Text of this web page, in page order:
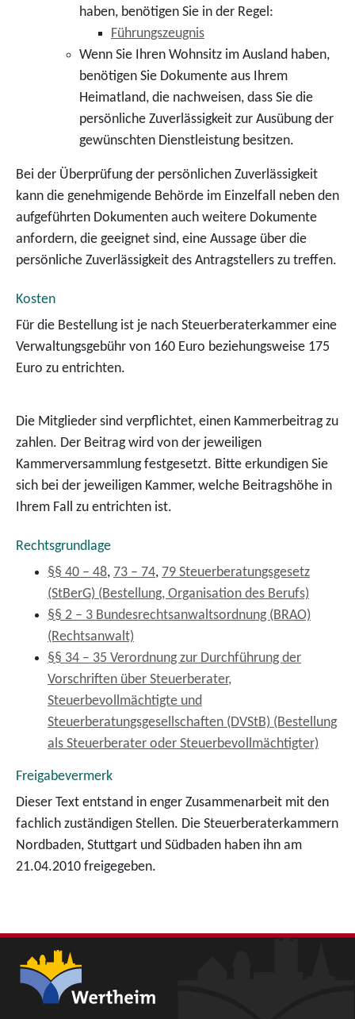
haben, benötigen Sie in der Regel:
Führungszeugnis
Wenn Sie Ihren Wohnsitz im Ausland haben,
benötigen Sie Dokumente aus Ihrem
Heimatland, die nachweisen, dass Sie die
persönliche Zuverlässigkeit zur Ausübung der
gewünschten Dienstleistung besitzen.
Bei der Überprüfung der persönlichen Zuverlässigkeit
kann die genehmigende Behörde im Einzelfall neben den
aufgeführten Dokumenten auch weitere Dokumente
anfordern, die geeignet sind, eine Aussage über die
persönliche Zuverlässigkeit des Antragstellers zu treffen.
Kosten
Für die Bestellung ist je nach Steuerberaterkammer eine
Verwaltungsgebühr von 160 Euro beziehungsweise 175
Euro zu entrichten.
Die Mitglieder sind verpflichtet, einen Kammerbeitrag zu
zahlen. Der Beitrag wird von der jeweiligen
Kammerversammlung festgesetzt. Bitte erkundigen Sie
sich bei der jeweiligen Kammer, welche Beitragshöhe in
Ihrem Fall zu entrichten ist.
Rechtsgrundlage
§§ 40 – 48, 73 – 74, 79 Steuerberatungsgesetz
(StBerG) (Bestellung, Organisation des Berufs)
§§ 2 – 3 Bundesrechtsanwaltsordnung (BRAO)
(Rechtsanwalt)
§§ 34 – 35 Verordnung zur Durchführung der
Vorschriften über Steuerberater,
Steuerbevollmächtigte und
Steuerberatungsgesellschaften (DVStB) (Bestellung
als Steuerberater oder Steuerbevollmächtigter)
Freigabevermerk
Dieser Text entstand in enger Zusammenarbeit mit den
fachlich zuständigen Stellen. Die Steuerberaterkammern
Nordbaden, Stuttgart und Südbaden haben ihn am
21.04.2010 freigegeben.